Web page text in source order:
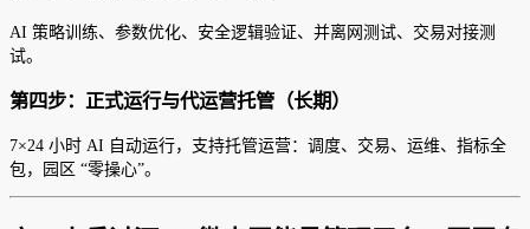
AI 策略训练、参数优化、安全逻辑验证、并离网测试、交易对接测
试。
第四步：正式运行与代运营托管（长期）
7×24 小时 AI 自动运行，支持托管运营：调度、交易、运维、指标全
包，园区 “零操心”。